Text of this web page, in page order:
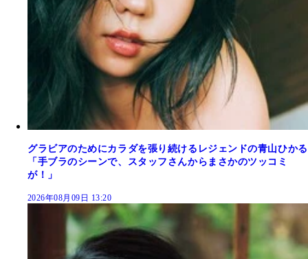
グラビアのためにカラダを張り続けるレジェンドの青山ひかる
「手ブラのシーンで、スタッフさんからまさかのツッコミ
が！」
2026年08月09日 13:20